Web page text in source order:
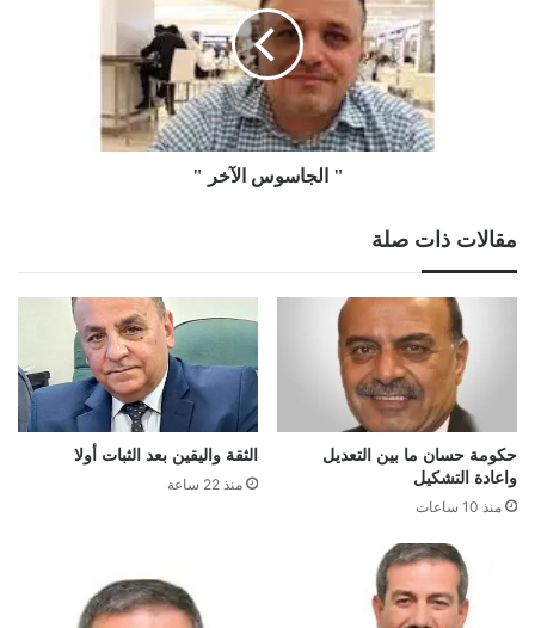
" الجاسوس الآخر "
مقالات ذات صلة
حكومة حسان ما بين التعديل
واعادة التشكيل
منذ 10 ساعات
الثقة واليقين بعد الثبات أولا
منذ 22 ساعة